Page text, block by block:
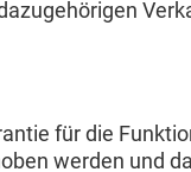
für die
werden und